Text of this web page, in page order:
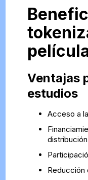
Ventajas
estudios
Acceso a
Reducción